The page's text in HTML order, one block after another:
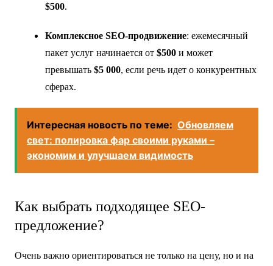
$500.
Комплексное SEO-продвижение: ежемесячный
пакет услуг начинается от $500и может
превышать $5 000, если речь идет о конкурентных
сферах.
Интересная новость по теме: Обновляем
свет: полировка фар своими руками –
экономим и улучшаем видимость
Как выбрать подходящее SEO-
предложение?
Очень важно ориентироваться не только на цену, но и на